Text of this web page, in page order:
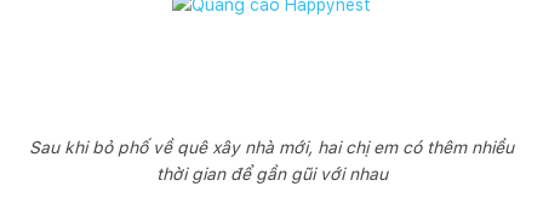
Sau khi bỏ phố về quê xây nhà mới, hai chị em có thêm nhiều
thời gian để gần gũi với nhau